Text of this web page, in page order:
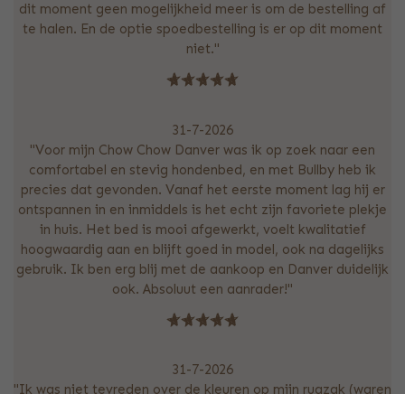
dit moment geen mogelijkheid meer is om de bestelling af
te halen. En de optie spoedbestelling is er op dit moment
niet."
31-7-2026
"Voor mijn Chow Chow Danver was ik op zoek naar een
comfortabel en stevig hondenbed, en met Bullby heb ik
precies dat gevonden. Vanaf het eerste moment lag hij er
ontspannen in en inmiddels is het echt zijn favoriete plekje
in huis. Het bed is mooi afgewerkt, voelt kwalitatief
hoogwaardig aan en blijft goed in model, ook na dagelijks
gebruik. Ik ben erg blij met de aankoop en Danver duidelijk
ook. Absoluut een aanrader!"
31-7-2026
"Ik was niet tevreden over de kleuren op mijn rugzak (waren